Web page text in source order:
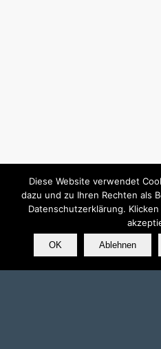
Diese Website verwendet
dazu und zu Ihren Rechten als
Datenschutzerklärung. Klicken
OK Ablehnen